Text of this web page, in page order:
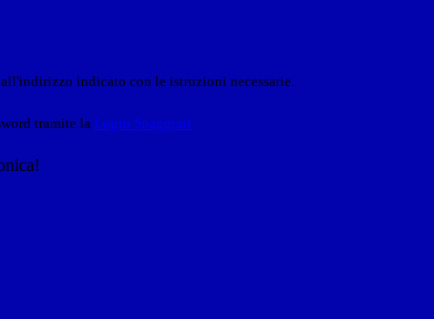
indicato con le istruzioni necessarie.
tramite la Login Spaggiari